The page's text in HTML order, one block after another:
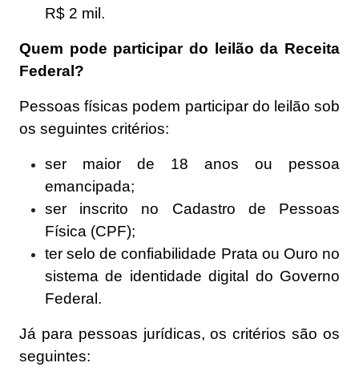
R$ 2 mil.
Quem pode participar do leilão da Receita
Federal?
Pessoas físicas podem participar do leilão sob
os seguintes critérios:
ser maior de 18 anos ou pessoa
emancipada;
ser inscrito no Cadastro de Pessoas
Física (CPF);
ter selo de confiabilidade Prata ou Ouro no
sistema de identidade digital do Governo
Federal.
Já para pessoas jurídicas, os critérios são os
seguintes: